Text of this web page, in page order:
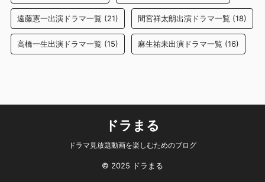
遠藤憲一出演ドラマ一覧 (21) 間宮祥太朗出演ドラマ一覧 (18)
高橋一生出演ドラマ一覧 (15) 麻生祐未出演ドラマ一覧 (16)
ドラまる
ドラマ見放題動画を楽しむためのブログ
© 2025 ドラまる